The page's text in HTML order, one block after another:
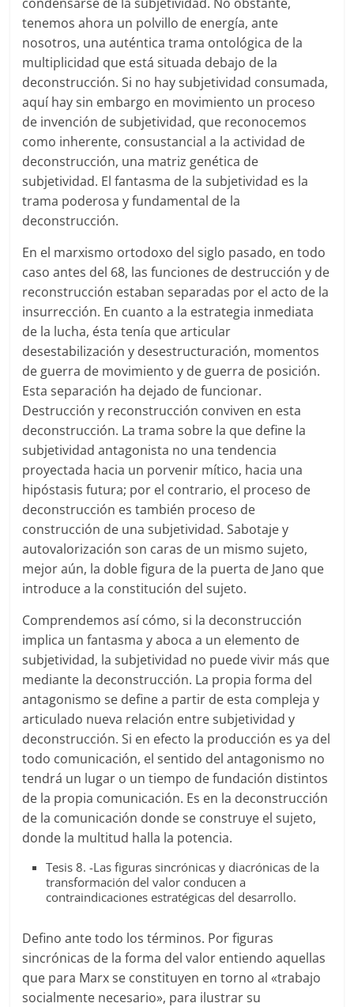
tenemos ahora un polvillo de energía, ante
nosotros, una auténtica trama ontológica de la
multiplicidad que está situada debajo de la
deconstrucción. Si no hay subjetividad consumada,
aquí hay sin embargo en movimiento un proceso
de invención de subjetividad, que reconocemos
como inherente, consustancial a la actividad de
deconstrucción, una matriz genética de
subjetividad. El fantasma de la subjetividad es la
trama poderosa y fundamental de la
deconstrucción.
En el marxismo ortodoxo del siglo pasado, en todo
caso antes del 68, las funciones de destrucción y de
reconstrucción estaban separadas por el acto de la
insurrección. En cuanto a la estrategia inmediata
de la lucha, ésta tenía que articular
desestabilización y desestructuración, momentos
de guerra de movimiento y de guerra de posición.
Esta separación ha dejado de funcionar.
Destrucción y reconstrucción conviven en esta
deconstrucción. La trama sobre la que define la
subjetividad antagonista no una tendencia
proyectada hacia un porvenir mítico, hacia una
hipóstasis futura; por el contrario, el proceso de
deconstrucción es también proceso de
construcción de una subjetividad. Sabotaje y
autovalorización son caras de un mismo sujeto,
mejor aún, la doble figura de la puerta de Jano que
introduce a la constitución del sujeto.
Comprendemos así cómo, si la deconstrucción
implica un fantasma y aboca a un elemento de
subjetividad, la subjetividad no puede vivir más que
mediante la deconstrucción. La propia forma del
antagonismo se define a partir de esta compleja y
articulado nueva relación entre subjetividad y
deconstrucción. Si en efecto la producción es ya del
todo comunicación, el sentido del antagonismo no
tendrá un lugar o un tiempo de fundación distintos
de la propia comunicación. Es en la deconstrucción
de la comunicación donde se construye el sujeto,
donde la multitud halla la potencia.
Tesis 8. -Las figuras sincrónicas y diacrónicas de la
transformación del valor conducen a
contraindicaciones estratégicas del desarrollo.
Defino ante todo los términos. Por figuras
sincrónicas de la forma del valor entiendo aquellas
que para Marx se constituyen en torno al «trabajo
socialmente necesario», para ilustrar su